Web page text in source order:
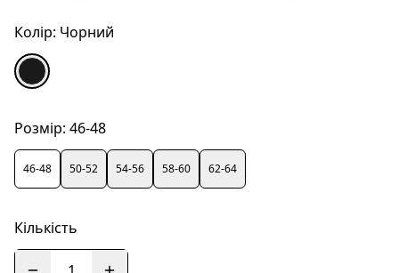
Колір: Чорний
Розмір: 46-48
46-48 50-52 54-56 58-60 62-64
Кількість